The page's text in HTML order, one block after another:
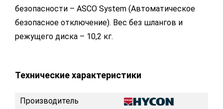
безопасности – ASCO System (Автоматическое
безопасное отключение). Вес без шлангов и
режущего диска – 10,2 кг.
Технические характеристики
Производитель